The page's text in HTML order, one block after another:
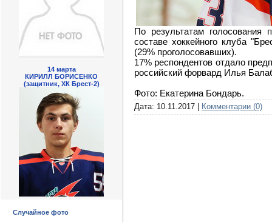
14 марта
КИРИЛЛ БОРИСЕНКО
(защитник, ХК Брест-2)
Случайное фото
По результатам голосования
составе хоккейного клуба
(29% проголосовавших).
17% респондентов отдало
российский форвард Илья
Фото: Екатерина Бондарь.
Дата: 10.11.2017 | Комментарии (0)